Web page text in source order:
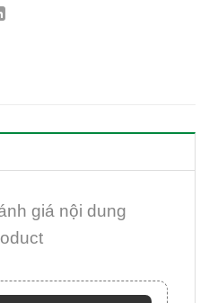
giá nội dung